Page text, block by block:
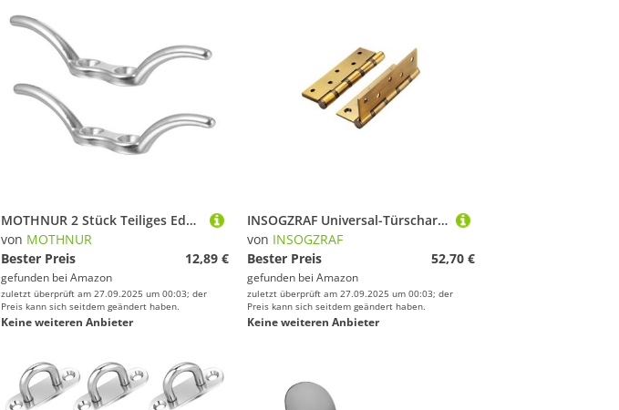
MOTHNUR 2 Stück Teiliges Edelstahl Seilflaggenhaken mit Schrauben Rostfrei Korrosionsbeständig Vielseitig Einsetzbar für Kajak und Bootszubehör
von MOTHNUR
Bester Preis
12,89 €
gefunden bei Amazon
zuletzt überprüft am 27.09.2025 um 00:03; der
Preis kann sich seitdem geändert haben.
Keine weiteren Anbieter
INSOGZRAF Universal-Türscharnier mit Schrauben for schwere Holztüren mit starker Tragfähigkeit
von INSOGZRAF
Bester Preis
52,70 €
gefunden bei Amazon
zuletzt überprüft am 27.09.2025 um 00:03; der
Preis kann sich seitdem geändert haben.
Keine weiteren Anbieter